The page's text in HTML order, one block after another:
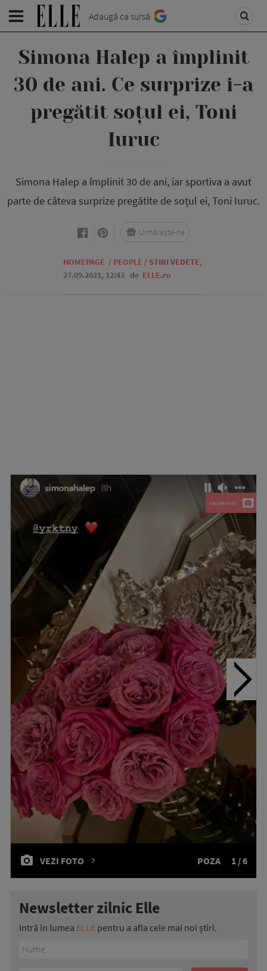
Adaugă ca sursă
Simona Halep a împlinit
30 de ani. Ce surprize i-a
pregătit soțul ei, Toni
Iuruc
Simona Halep a împlinit 30 de ani, iar sportiva a avut
parte de câteva surprize pregătite de soțul ei, Toni Iuruc.
HOMEPAGE / PEOPLE / STIRI VEDETE,
27.09.2021, 12:43 de ELLE.ro
Urmărește-ne
VEZI FOTO POZA 1 / 6
Newsletter zilnic Elle
Intră în lumea ELLE pentru a afla cele mai noi știri.